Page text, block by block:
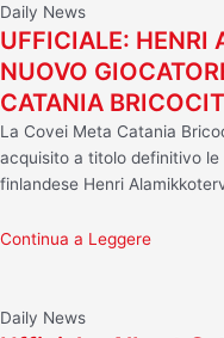
Daily News
UFFICIALE: HENRI
NUOVO
CATANIA
La Covei Meta Catania
acquisito a titolo definitivo
finlandese Henri
Continua a Leggere
Daily News